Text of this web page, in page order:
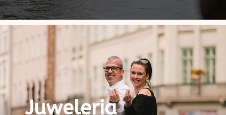
Juweleria